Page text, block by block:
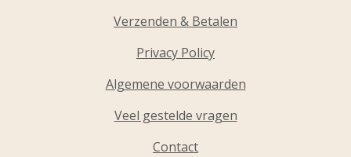
Verzenden & Betalen
Privacy Policy
Algemene voorwaarden
Veel gestelde vragen
Contact